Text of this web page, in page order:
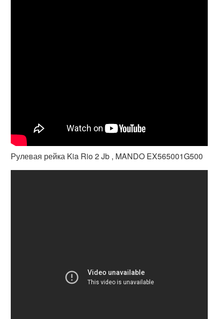
Рулевая рейка Kia Rio 2 Jb , MANDO EX565001G500